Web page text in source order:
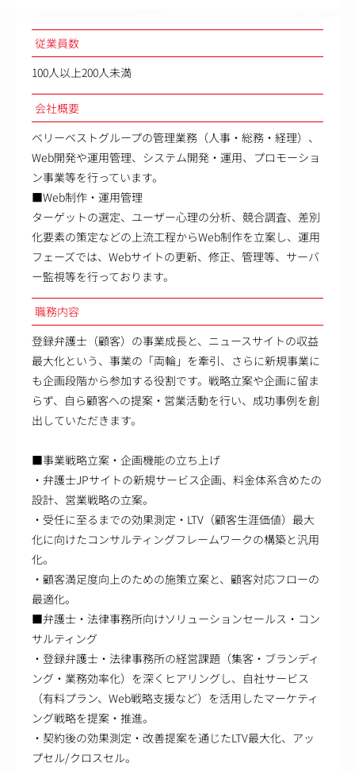
従業員数
100人以上200人未満
会社概要
ベリーベストグループの管理業務（人事・総務・経理）、
Web開発や運用管理、システム開発・運用、プロモーショ
ン事業等を行っています。
■Web制作・運用管理
ターゲットの選定、ユーザー心理の分析、競合調査、差別
化要素の策定などの上流工程からWeb制作を立案し、運用
フェーズでは、Webサイトの更新、修正、管理等、サーバ
ー監視等を行っております。
職務内容
登録弁護士（顧客）の事業成長と、ニュースサイトの収益
最大化という、事業の「両輪」を牽引、さらに新規事業に
も企画段階から参加する役割です。戦略立案や企画に留ま
らず、自ら顧客への提案・営業活動を行い、成功事例を創
出していただきます。
■事業戦略立案・企画機能の立ち上げ
・弁護士JPサイトの新規サービス企画、料金体系含めたの
設計、営業戦略の立案。
・受任に至るまでの効果測定・LTV（顧客生涯価値）最大
化に向けたコンサルティングフレームワークの構築と汎用
化。
・顧客満足度向上のための施策立案と、顧客対応フローの
最適化。
■弁護士・法律事務所向けソリューションセールス・コン
サルティング
・登録弁護士・法律事務所の経営課題（集客・ブランディ
ング・業務効率化）を深くヒアリングし、自社サービス
（有料プラン、Web戦略支援など）を活用したマーケティ
ング戦略を提案・推進。
・契約後の効果測定・改善提案を通じたLTV最大化、アッ
プセル/クロスセル。